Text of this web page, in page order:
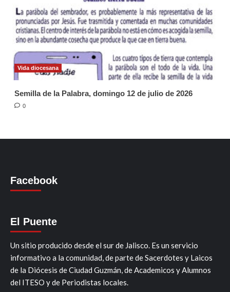
Vida diocesana
Semilla de la Palabra, domingo 12 de julio de 2026
0
Facebook
El Puente
Un sitio producido desde el sur de Jalisco. Es un servicio
informativo a la comunidad, de parte de Sacerdotes y Laicos
de la Diócesis de Ciudad Guzmán, de Academicos y Alumnos
del ITESO y de Periodistas locales.